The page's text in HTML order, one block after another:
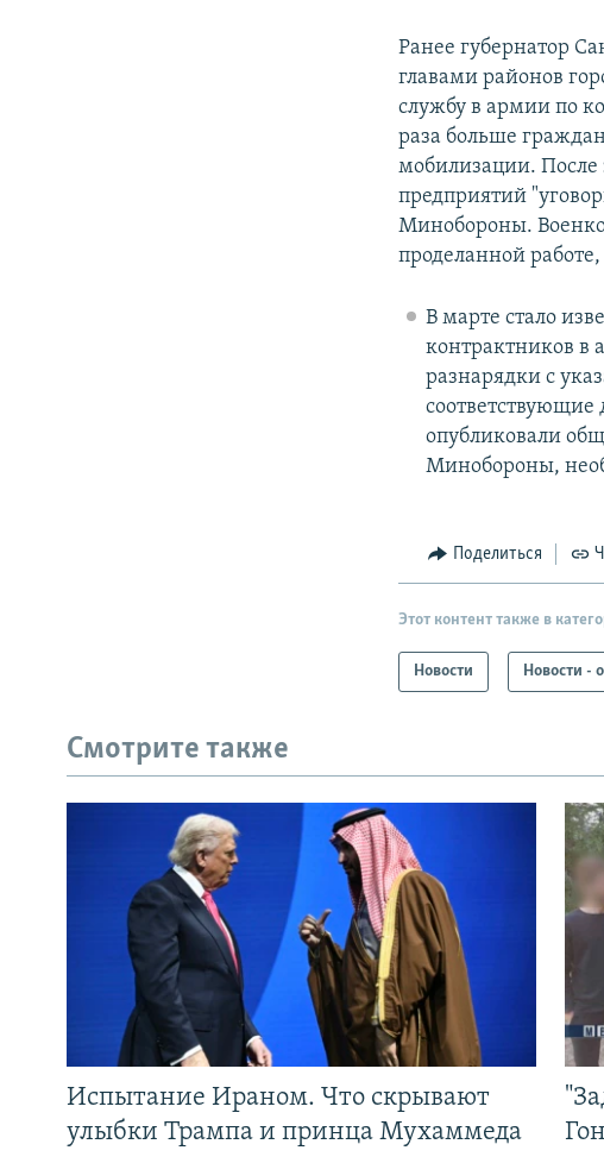
Ранее губернатор
главами районов
службу в армии по
раза больше
мобилизации. После
предприятий
Минобороны.
проделанной
В марте стало
контрактников в
разнарядки с
опубликовали
Минобороны,
Поделиться
Этот контент также в
Новости Новости -
Смотрите также
Испытание Ираном. Что скрывают
улыбки Трампа и принца Мухаммеда